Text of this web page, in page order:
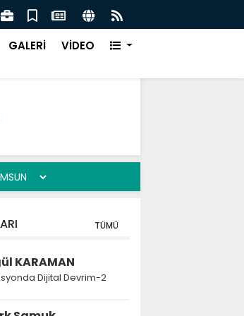
2
GALERİ VİDEO
TÜMÜ
KARAMAN
Dijital Devrim-2